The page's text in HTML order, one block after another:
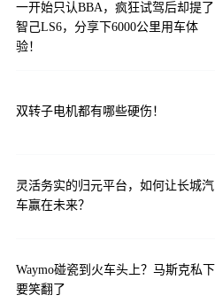
一开始只认BBA，疯狂试驾后却提了
智己LS6，分享下6000公里用车体
验！
双转子电机都有哪些硬伤！
灵活务实的归元平台，如何让长城汽
车赢在未来？
Waymo碰瓷到火车头上？马斯克私下
要笑翻了